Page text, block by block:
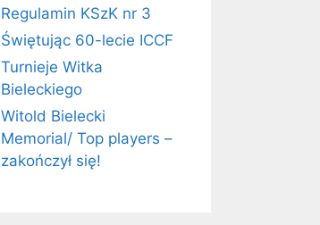
Regulamin KSzK nr 3
Świętując 60-lecie ICCF
Turnieje Witka
Bieleckiego
Witold Bielecki
Memorial/ Top players –
zakończył się!